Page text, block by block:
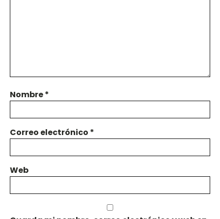
Nombre*
Correo electrónico *
Web